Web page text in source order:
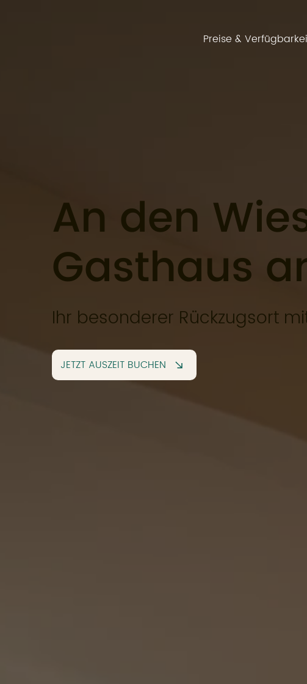
Preise &
An den
Gasthaus
Ihr besonderer Rückzugsort
JETZT AUSZEIT BUCHEN